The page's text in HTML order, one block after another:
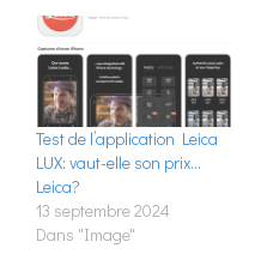
Test de l’application Leica
LUX: vaut-elle son prix…
Leica?
13 septembre 2024
Dans "Image"